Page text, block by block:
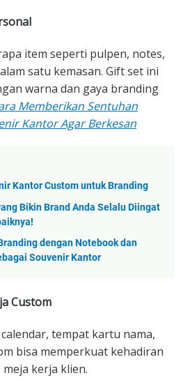
item seperti pulpen, notes,
satu kemasan. Gift set ini
warna dan gaya branding
Memberikan Sentuhan
Kantor Agar Berkesan
Kantor Custom untuk Branding
Bikin Brand Anda Selalu Diingat
dengan Notebook dan
Souvenir Kantor
Custom
tempat kartu nama,
bisa memperkuat kehadiran
kerja klien.